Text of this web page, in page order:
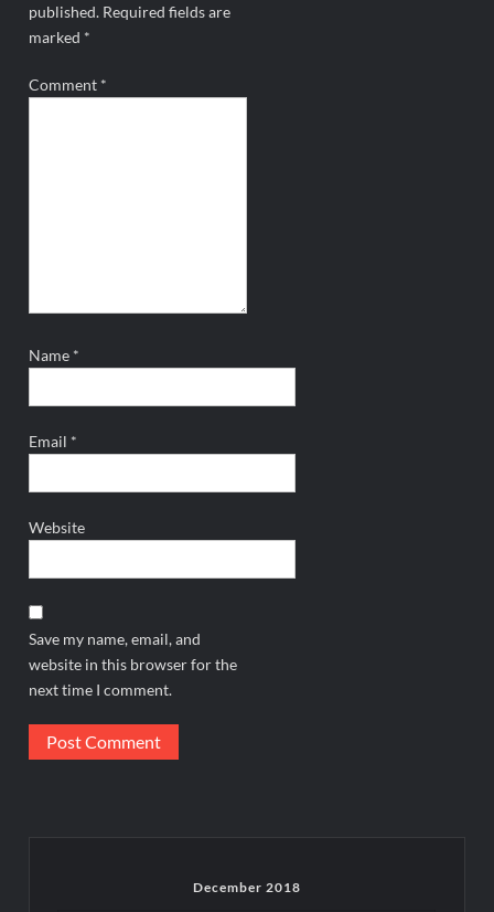
published. Required fields are
marked *
Comment *
Name *
Email *
Website
Save my name, email, and
website in this browser for the
next time I comment.
December 2018